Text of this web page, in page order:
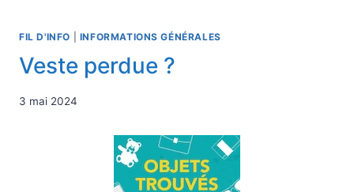
FIL D'INFO INFORMATIONS GÉNÉRALES
Veste perdue ?
3 mai 2024